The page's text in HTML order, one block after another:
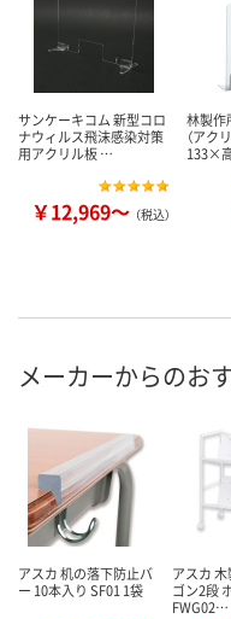
サンケーキコム 新型コロ
ナウィルス飛沫感染対策
用アクリル板 …
￥12,969～ （税込）
林製作
（アク
133×
メーカーからのお
アスカ 机の落下防止バ
ー 10本入り SF01 1袋
アスカ
ゴン2段
FWG02…